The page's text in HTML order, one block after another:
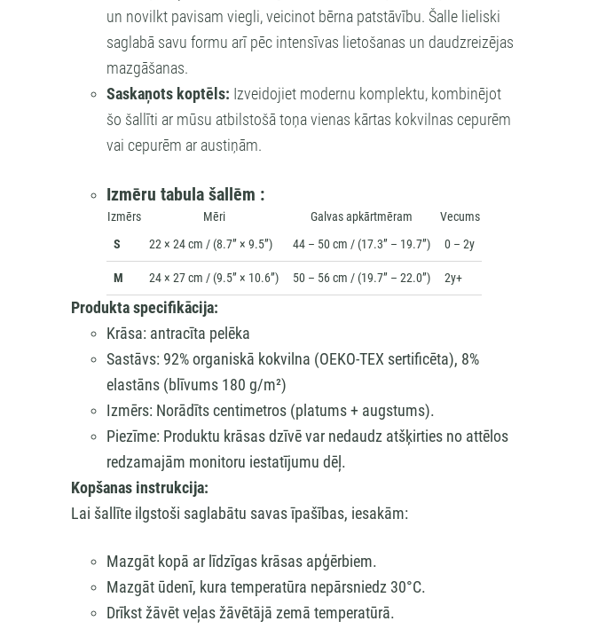
un novilkt pavisam viegli, veicinot bērna patstāvību. Šalle lieliski
saglabā savu formu arī pēc intensīvas lietošanas un daudzreizējas
mazgāšanas.
Saskaņots koptēls: Izveidojiet modernu komplektu, kombinējot
šo šallīti ar mūsu atbilstošā toņa vienas kārtas kokvilnas cepurēm
vai cepurēm ar austiņām.
Izmēru tabula šallēm :
Izmērs Mēri Galvas apkārtmēram
Vecums
S
22 × 24 cm / (8.7” × 9.5”) 44 – 50 cm / (17.3” – 19.7”) 0 – 2y
M 24 × 27 cm / (9.5” × 10.6”) 50 – 56 cm / (19.7” – 22.0”) 2y+
Produkta specifikācija:
Krāsa: antracīta pelēka
Sastāvs: 92% organiskā kokvilna (OEKO-TEX sertificēta), 8%
elastāns (blīvums 180 g/m²)
Izmērs: Norādīts centimetros (platums + augstums).
Piezīme: Produktu krāsas dzīvē var nedaudz atšķirties no attēlos
redzamajām monitoru iestatījumu dēļ.
Kopšanas instrukcija:
Lai šallīte ilgstoši saglabātu savas īpašības, iesakām:
Mazgāt kopā ar līdzīgas krāsas apģērbiem.
Mazgāt ūdenī, kura temperatūra nepārsniedz 30°C.
Drīkst žāvēt veļas žāvētājā zemā temperatūrā.